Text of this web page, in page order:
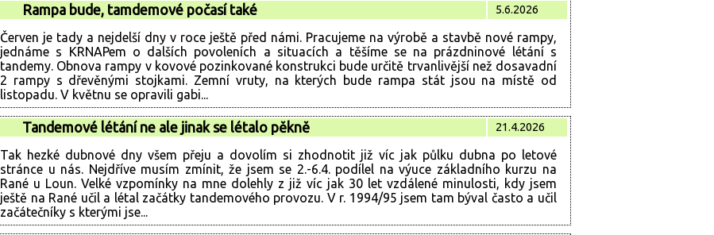
Rampa bude, tamdemové počasí také 5.6.2026
Červen je tady a nejdelší dny v roce ještě před námi. Pracujeme na výrobě a stavbě nové rampy,
jednáme s KRNAPem o dalších povoleních a situacích a těšíme se na prázdninové létání s
tandemy. Obnova rampy v kovové pozinkované konstrukci bude určitě trvanlivější než dosavadní
2 rampy s dřevěnými stojkami. Zemní vruty, na kterých bude rampa stát jsou na místě od
listopadu. V květnu se opravili gabi...
Tandemové létání ne ale jinak se létalo pěkně 21.4.2026
Tak hezké dubnové dny všem přeju a dovolím si zhodnotit již víc jak půlku dubna po letové
stránce u nás. Nejdříve musím zmínit, že jsem se 2.-6.4. podílel na výuce základního kurzu na
Rané u Loun. Velké vzpomínky na mne dolehly z již víc jak 30 let vzdálené minulosti, kdy jsem
ještě na Rané učil a létal začátky tandemového provozu. V r. 1994/95 jsem tam býval často a učil
začátečníky s kterými jse...